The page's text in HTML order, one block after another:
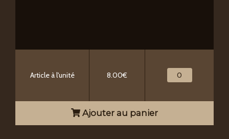
Article à l'unité 8.00€
Ajouter au panier